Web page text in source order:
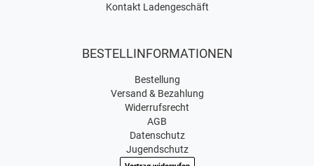
Kontakt Ladengeschäft
BESTELLINFORMATIONEN
Bestellung
Versand & Bezahlung
Widerrufsrecht
AGB
Datenschutz
Jugendschutz